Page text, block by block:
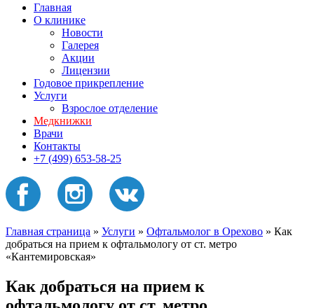
Главная
О клинике
Новости
Галерея
Акции
Лицензии
Годовое прикрепление
Услуги
Взрослое отделение
Медкнижки
Врачи
Контакты
+7 (499) 653-58-25
Главная страница » Услуги » Офтальмолог в Орехово » Как
добраться на прием к офтальмологу от ст. метро
«Кантемировская»
Как добраться на прием к